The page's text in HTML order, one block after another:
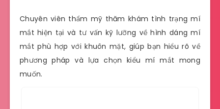
Chuyên viên thẩm mỹ thăm khám tình trạng mí
mắt hiện tại và tư vấn kỹ lưỡng về hình dáng mí
mắt phù hợp với khuôn mặt, giúp bạn hiểu rõ về
phương pháp và lựa chọn kiểu mí mắt mong
muốn.